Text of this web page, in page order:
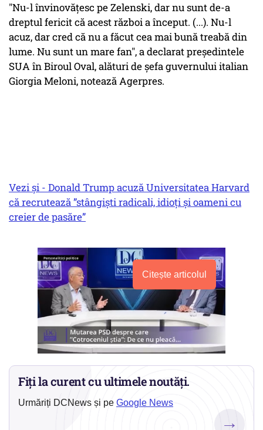
"Nu-l învinovăţesc pe Zelenski, dar nu sunt de-a
dreptul fericit că acest război a început. (...). Nu-l
acuz, dar cred că nu a făcut cea mai bună treabă din
lume. Nu sunt un mare fan", a declarat preşedintele
SUA în Biroul Oval, alături de şefa guvernului italian
Giorgia Meloni, notează Agerpres.
Vezi și - Donald Trump acuză Universitatea Harvard
că recrutează ”stângişti radicali, idioţi şi oameni cu
creier de pasăre”
Citește articolul
Fiți la curent cu ultimele noutăți.
Urmăriți DCNews și pe Google News
→